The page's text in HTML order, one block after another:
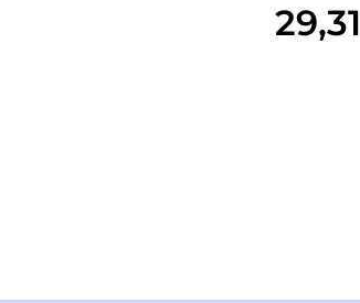
29,31